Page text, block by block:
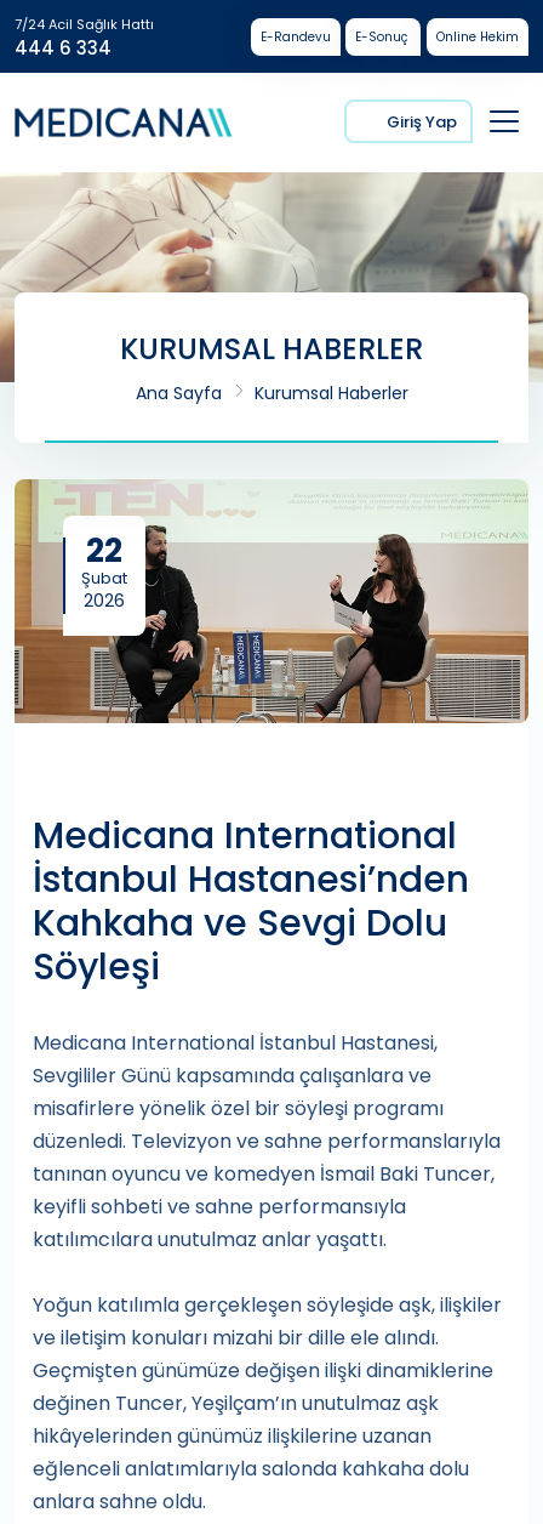
7/24 Acil Sağlık Hattı
444 6 334 E-Randevu E-Sonuç Online Hekim
Giriş Yap
KURUMSAL HABERLER
Ana Sayfa Kurumsal Haberler
22
Şubat
2026
Medicana International
İstanbul Hastanesi’nden
Kahkaha ve Sevgi Dolu
Söyleşi
Medicana International İstanbul Hastanesi,
Sevgililer Günü kapsamında çalışanlara ve
misafirlere yönelik özel bir söyleşi programı
düzenledi. Televizyon ve sahne performanslarıyla
tanınan oyuncu ve komedyen İsmail Baki Tuncer,
keyifli sohbeti ve sahne performansıyla
katılımcılara unutulmaz anlar yaşattı.
Yoğun katılımla gerçekleşen söyleşide aşk, ilişkiler
ve iletişim konuları mizahi bir dille ele alındı.
Geçmişten günümüze değişen ilişki dinamiklerine
değinen Tuncer, Yeşilçam’ın unutulmaz aşk
hikâyelerinden günümüz ilişkilerine uzanan
eğlenceli anlatımlarıyla salonda kahkaha dolu
anlara sahne oldu.